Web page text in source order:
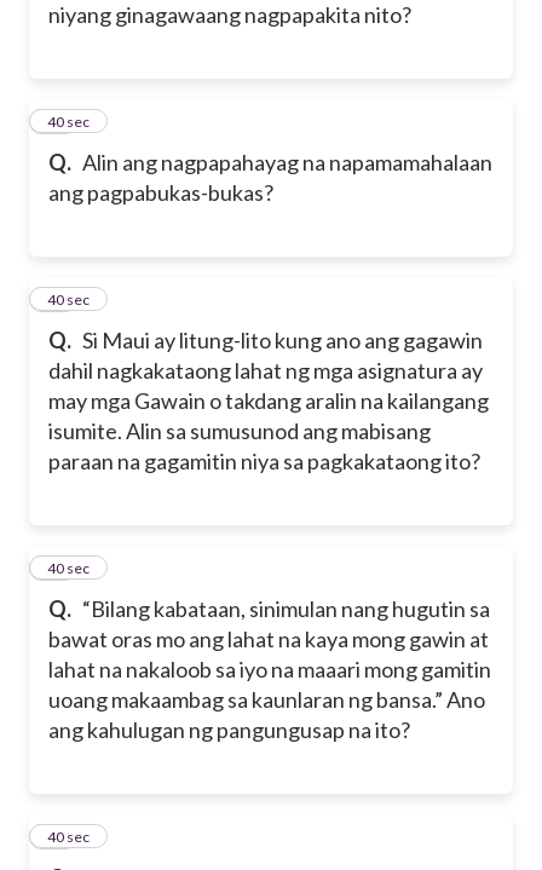
niyang ginagawaang nagpapakita nito?
Q. Alin ang nagpapahayag na napamamahalaan
ang pagpabukas-bukas?
25
40 sec
Q. Si Maui ay litung-lito kung ano ang gagawin
dahil nagkakataong lahat ng mga asignatura ay
may mga Gawain o takdang aralin na kailangang
isumite. Alin sa sumusunod ang mabisang
paraan na gagamitin niya sa pagkakataong ito?
26
40 sec
Q. “Bilang kabataan, sinimulan nang hugutin sa
bawat oras mo ang lahat na kaya mong gawin at
lahat na nakaloob sa iyo na maaari mong gamitin
uoang makaambag sa kaunlaran ng bansa.” Ano
ang kahulugan ng pangungusap na ito?
27
40 sec
28
40 sec